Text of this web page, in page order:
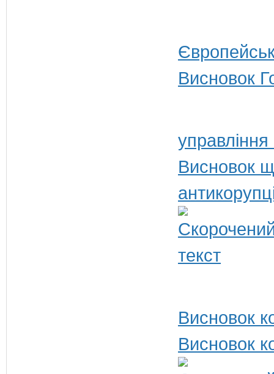
Висновок
Висновок
Висновок
Висновок